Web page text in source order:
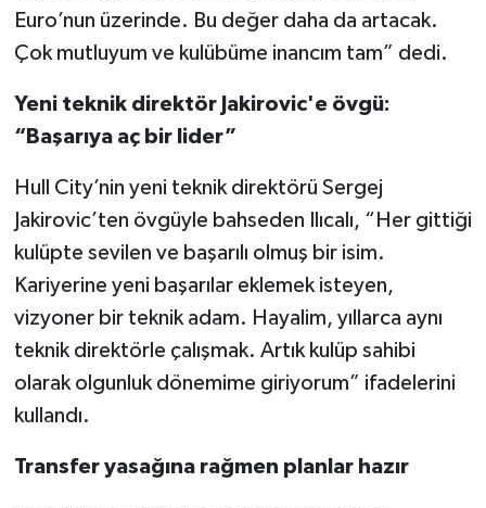
Euro’nun üzerinde. Bu değer daha da artacak.
Çok mutluyum ve kulübüme inancım tam” dedi.
Yeni teknik direktör Jakirovic'e övgü:
“Başarıya aç bir lider”
Hull City’nin yeni teknik direktörü Sergej
Jakirovic’ten övgüyle bahseden Ilıcalı, “Her gittiği
kulüpte sevilen ve başarılı olmuş bir isim.
Kariyerine yeni başarılar eklemek isteyen,
vizyoner bir teknik adam. Hayalim, yıllarca aynı
teknik direktörle çalışmak. Artık kulüp sahibi
olarak olgunluk dönemime giriyorum” ifadelerini
kullandı.
Transfer yasağına rağmen planlar hazır